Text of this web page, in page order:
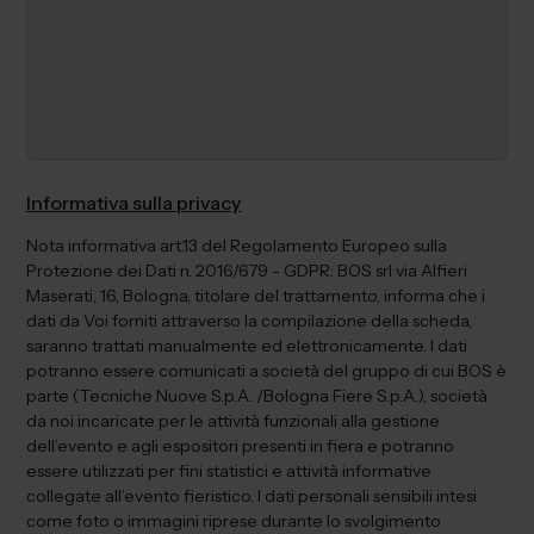
Informativa sulla privacy
Nota informativa art.13 del Regolamento Europeo sulla
Protezione dei Dati n. 2016/679 - GDPR: BOS srl via Alfieri
Maserati, 16, Bologna, titolare del trattamento, informa che i
dati da Voi forniti attraverso la compilazione della scheda,
saranno trattati manualmente ed elettronicamente. I dati
potranno essere comunicati a società del gruppo di cui BOS è
parte (Tecniche Nuove S.p.A. /Bologna Fiere S.p.A.), società
da noi incaricate per le attività funzionali alla gestione
dell’evento e agli espositori presenti in fiera e potranno
essere utilizzati per fini statistici e attività informative
collegate all’evento fieristico. I dati personali sensibili intesi
come foto o immagini riprese durante lo svolgimento